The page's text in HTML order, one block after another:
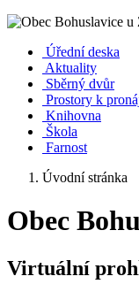
Úřední deska
Aktuality
Sběrný dvůr
Prostory k
Knihovna
Škola
Farnost
Úvodní stránka
Obec
Virtuální